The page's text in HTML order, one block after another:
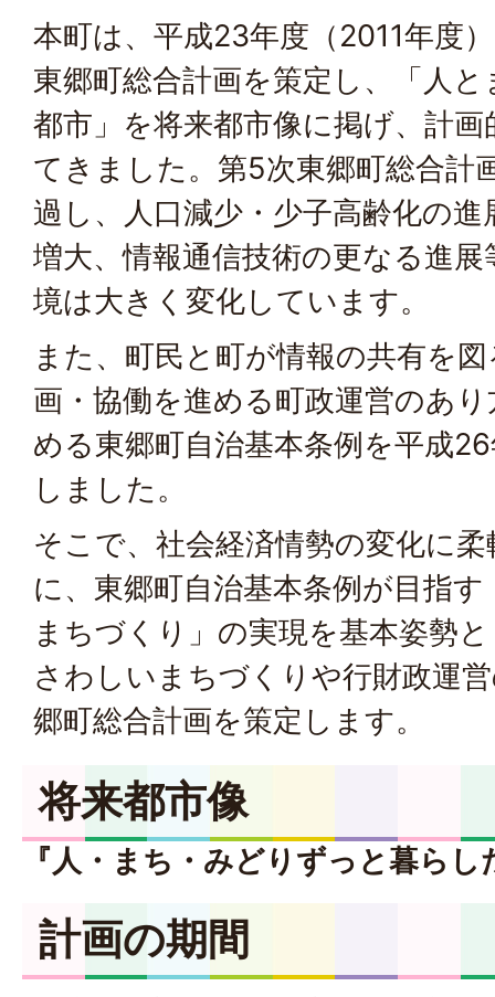
本町は、平成23年度（2011年度
東郷町総合計画を策定し、「人
都市」を将来都市像に掲げ、計
てきました。第5次東郷町総合計
過し、人口減少・少子高齢化の
増大、情報通信技術の更なる進
境は大きく変化しています。
また、町民と町が情報の共有を
画・協働を進める町政運営のあ
める東郷町自治基本条例を平成
しました。
そこで、社会経済情勢の変化に
に、東郷町自治基本条例が目指
まちづくり」の実現を基本姿勢
さわしいまちづくりや行財政運
郷町総合計画を策定します。
将来都市像
『人・まち・みどりずっと暮ら
計画の期間